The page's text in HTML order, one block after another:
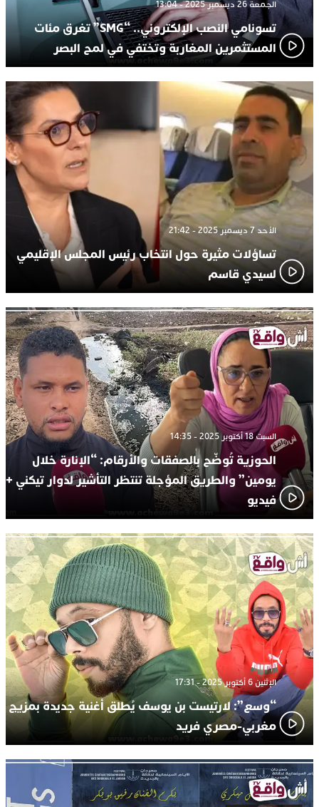
الجمعة 26 ديسمبر 2025 - 13:04
تسونامي النصب الإلكتروني.. “SMG” تغرق مئات
المستثمرين المغاربة وتختفي في لمح البصر
الأحد 7 ديسمبر 2025 - 21:42
تساؤلات مثيرة حول انتخاب رئيس المجلس الإقليمي
لسيدي قاسم
السبت 18 أكتوبر 2025 - 14:35
الحوزية تُوضّح بالصفقات والأرقام: “الإنارة خلال
يومين” والطريق المؤجلة تنتظر التأشير لدوار تيكني +
فيديو
الإثنين 6 أكتوبر 2025 - 17:31
“وسع”: لارتيست بن يوسف يُطلق أغنية جديدة بمزيج
مغربي-مصري فريد